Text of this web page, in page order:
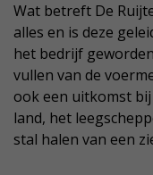
Wat betreft De
alles en is deze
het bedrijf
vullen van de
ook een uitkomst
land, het
stal halen van een